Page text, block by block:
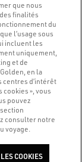
que nous
finalités
du
l’usage sous
incluent les
uniquement,
et de
en la
centres d’intérêt
cookies », vous
pouvez
consulter notre
voyage.
COOKIES